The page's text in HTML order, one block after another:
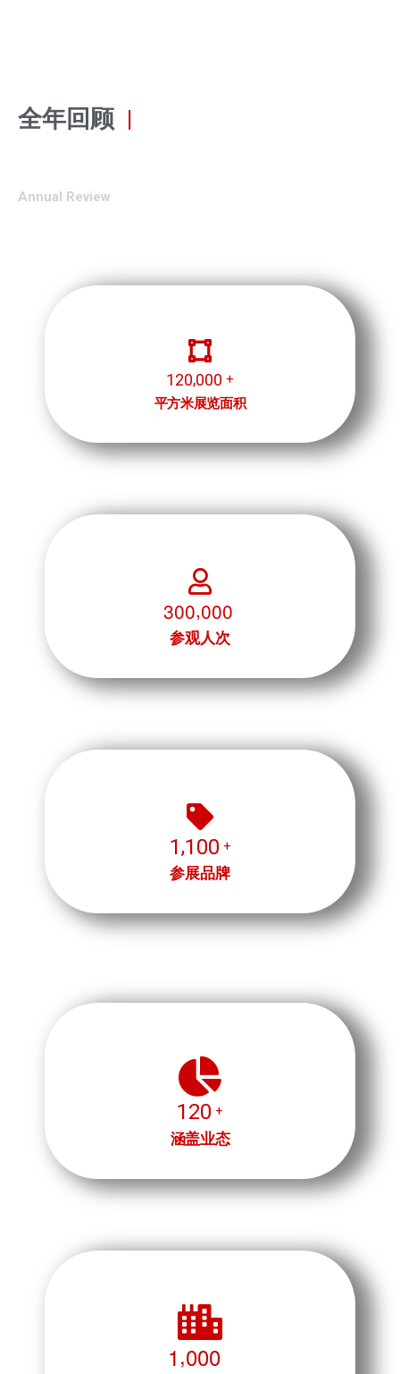
全年回顾 |
Annual Review
120,000 +
平方米展览面积
300,000
参观人次
1,100 +
参展品牌
120 +
涵盖业态
1,000